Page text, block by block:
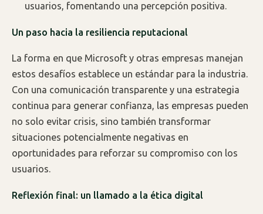
usuarios, fomentando una percepción positiva.
Un paso hacia la resiliencia reputacional
La forma en que Microsoft y otras empresas manejan
estos desafíos establece un estándar para la industria.
Con una comunicación transparente y una estrategia
continua para generar confianza, las empresas pueden
no solo evitar crisis, sino también transformar
situaciones potencialmente negativas en
oportunidades para reforzar su compromiso con los
usuarios.
Reflexión final: un llamado a la ética digital